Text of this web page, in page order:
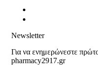
Newsletter
Για να ενημερώνεστε
pharmacy2917.gr